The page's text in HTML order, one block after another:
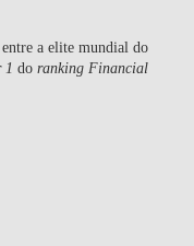
a elite mundial do
1 doranking Financial